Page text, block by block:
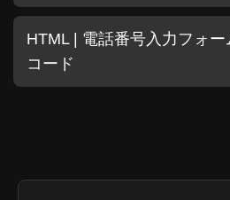
HTML | 電話番号入力フォ
コード